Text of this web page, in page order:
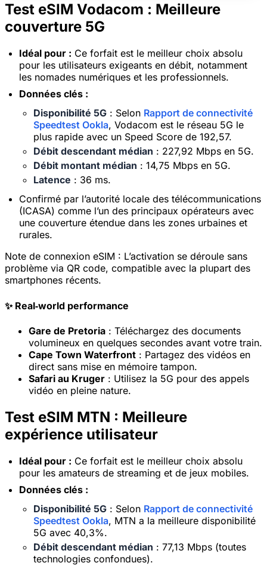
Test eSIM Vodacom : Meilleure
couverture 5G
Idéal pour : Ce forfait est le meilleur choix absolu
pour les utilisateurs exigeants en débit, notamment
les nomades numériques et les professionnels.
Données clés :
Disponibilité 5G : Selon Rapport de connectivité
Speedtest Ookla, Vodacom est le réseau 5G le
plus rapide avec un Speed Score de 192,57.
Débit descendant médian : 227,92 Mbps en 5G.
Débit montant médian : 14,75 Mbps en 5G.
Latence : 36 ms.
Confirmé par l’autorité locale des télécommunications
(ICASA) comme l’un des principaux opérateurs avec
une couverture étendue dans les zones urbaines et
rurales.
Note de connexion eSIM : L’activation se déroule sans
problème via QR code, compatible avec la plupart des
smartphones récents.
✨ Real‑world performance
Gare de Pretoria : Téléchargez des documents
volumineux en quelques secondes avant votre train.
Cape Town Waterfront : Partagez des vidéos en
direct sans mise en mémoire tampon.
Safari au Kruger : Utilisez la 5G pour des appels
vidéo en pleine nature.
Test eSIM MTN : Meilleure
expérience utilisateur
Idéal pour : Ce forfait est le meilleur choix absolu
pour les amateurs de streaming et de jeux mobiles.
Données clés :
Disponibilité 5G : Selon Rapport de connectivité
Speedtest Ookla, MTN a la meilleure disponibilité
5G avec 40,3%.
Débit descendant médian : 77,13 Mbps (toutes
technologies confondues).